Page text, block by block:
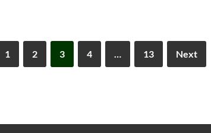
1 2 3 4 13 Next